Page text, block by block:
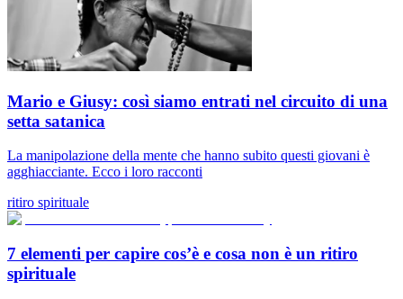
Mario e Giusy: così siamo entrati nel circuito di una
setta satanica
La manipolazione della mente che hanno subito questi giovani è
agghiacciante. Ecco i loro racconti
ritiro spirituale
7 elementi per capire cos’è e cosa non è un ritiro
spirituale